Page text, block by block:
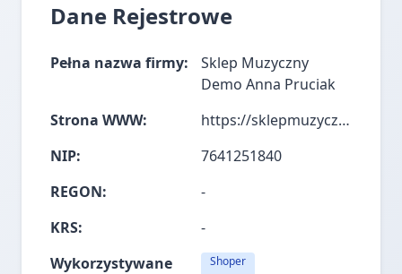
Dane Rejestrowe
Pełna nazwa firmy:
Sklep Muzyczny
Demo Anna Pruciak
Strona WWW:
https://sklepmuzycznydemo.pl/
NIP:
7641251840
REGON:
-
KRS:
-
Wykorzystywane
Shoper